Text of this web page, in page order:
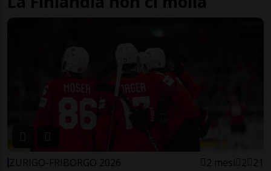
ZURIGO-FRIBORGO 2026 2 mesi 2 21